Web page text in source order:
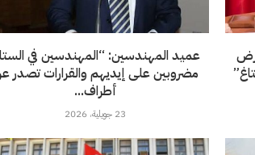
عميد المهندسين: “المهندسين في
مضروبين على إيديهم والقرارات تصدر
أطراف...
23 جويلية، 2026